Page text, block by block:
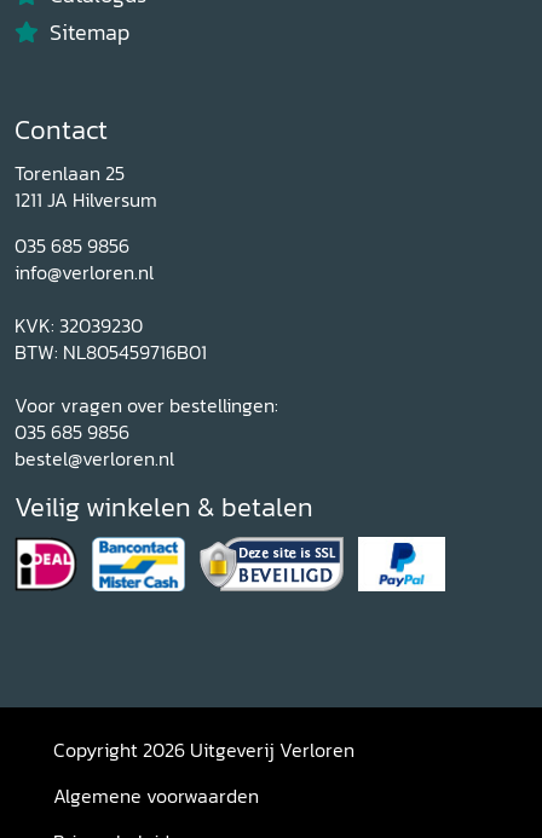
Sitemap
Contact
Torenlaan 25
1211 JA Hilversum
035 685 9856
info@verloren.nl
KVK: 32039230
BTW: NL805459716B01
Voor vragen over bestellingen:
035 685 9856
bestel@verloren.nl
Veilig winkelen & betalen
Copyright 2026 Uitgeverij Verloren
Algemene voorwaarden